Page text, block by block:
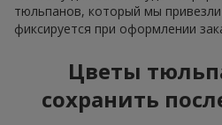
тюльпанов, который мы
фиксируется при оформлении
Цветы
сохранить